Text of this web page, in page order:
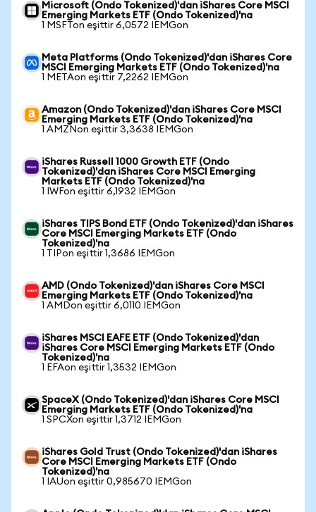
Microsoft (Ondo Tokenized)'dan iShares Core MSCI
Emerging Markets ETF (Ondo Tokenized)'na
1 MSFTon eşittir 6,0572 IEMGon
Meta Platforms (Ondo Tokenized)'dan iShares Core
MSCI Emerging Markets ETF (Ondo Tokenized)'na
1 METAon eşittir 7,2262 IEMGon
Amazon (Ondo Tokenized)'dan iShares Core MSCI
Emerging Markets ETF (Ondo Tokenized)'na
1 AMZNon eşittir 3,3638 IEMGon
iShares Russell 1000 Growth ETF (Ondo
Tokenized)'dan iShares Core MSCI Emerging
Markets ETF (Ondo Tokenized)'na
1 IWFon eşittir 6,1932 IEMGon
iShares TIPS Bond ETF (Ondo Tokenized)'dan iShares
Core MSCI Emerging Markets ETF (Ondo
Tokenized)'na
1 TIPon eşittir 1,3686 IEMGon
AMD (Ondo Tokenized)'dan iShares Core MSCI
Emerging Markets ETF (Ondo Tokenized)'na
1 AMDon eşittir 6,0110 IEMGon
iShares MSCI EAFE ETF (Ondo Tokenized)'dan
iShares Core MSCI Emerging Markets ETF (Ondo
Tokenized)'na
1 EFAon eşittir 1,3532 IEMGon
SpaceX (Ondo Tokenized)'dan iShares Core MSCI
Emerging Markets ETF (Ondo Tokenized)'na
1 SPCXon eşittir 1,3712 IEMGon
iShares Gold Trust (Ondo Tokenized)'dan iShares
Core MSCI Emerging Markets ETF (Ondo
Tokenized)'na
1 IAUon eşittir 0,985670 IEMGon